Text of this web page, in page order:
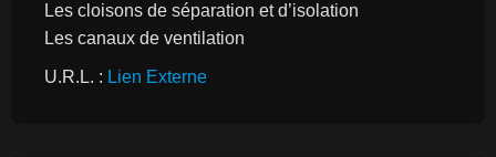
Les cloisons de séparation et d’isolation
Les canaux de ventilation
U.R.L. : Lien Externe